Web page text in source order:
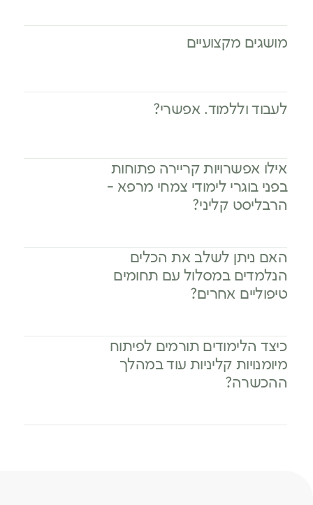
מושגים מקצועיים
לעבוד וללמוד. אפשרי?
אילו אפשרויות קריירה פתוחות
בפני בוגרי לימודי צמחי מרפא -
הרבליסט קליני?
האם ניתן לשלב את הכלים
הנלמדים במסלול עם תחומים
טיפוליים אחרים?
כיצד הלימודים תורמים לפיתוח
מיומנויות קליניות עוד במהלך
ההכשרה?